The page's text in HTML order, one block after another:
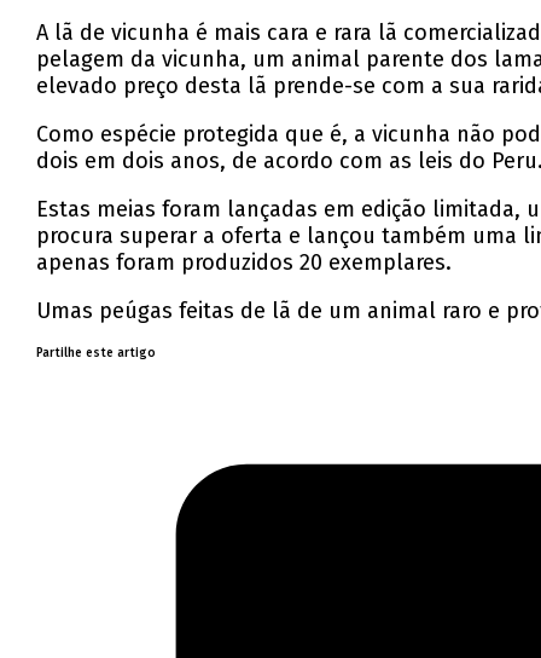
A lã de vicunha é mais cara e rara lã
pelagem da vicunha, um animal parente dos
elevado preço desta lã prende-se com a sua
Como espécie protegida que é, a vicunha não
dois em dois anos, de acordo com as leis do
Estas meias foram lançadas em edição limitada,
procura superar a oferta e lançou também uma
apenas foram produzidos 20 exemplares.
Umas peúgas feitas de lã de um animal raro e
Partilhe este artigo